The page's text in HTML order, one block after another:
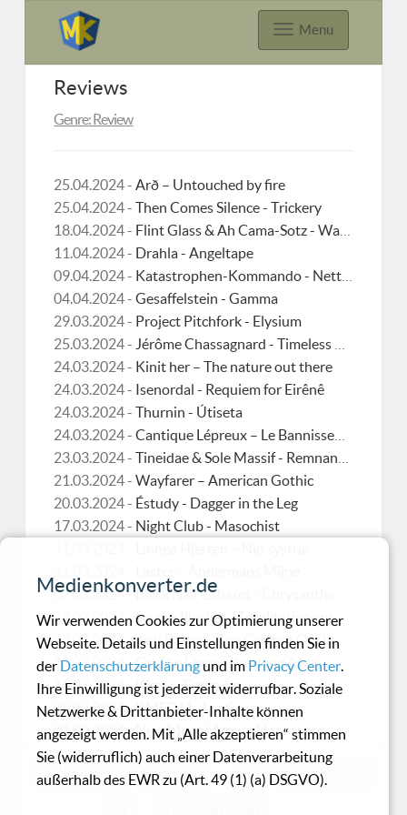
Menu
Reviews
Genre: Review
25.04.2024 -Arð – Untouched by fire
25.04.2024 -Then Comes Silence - Trickery
18.04.2024 - Flint Glass & Ah Cama-Sotz - Wakan Tanka
11.04.2024 - Drahla - Angeltape
09.04.2024 - Katastrophen-Kommando - Nettikettenschwindel
04.04.2024 -Gesaffelstein - Gamma
29.03.2024 - Project Pitchfork - Elysium
25.03.2024 - Jérôme Chassagnard - Timeless Travellers
24.03.2024 - Kinit her – The nature out there
24.03.2024 - Isenordal - Requiem for Eirênê
24.03.2024 -Thurnin - Útiseta
24.03.2024 -Cantique Lépreux – Le Bannissement
23.03.2024 -Tineidae & Sole Massif - Remnants Of War
21.03.2024 -Wayfarer – American Gothic
20.03.2024 - Éstudy - Dagger in the Leg
17.03.2024 - Night Club - Masochist
07.03.2024 -Black Nail Cabaret - Chrysanthemum
29.02.2024 -Severe Illusion - Totalitarianism For A New Generation
22.02.2024 -Karl Bartos - The Cabinet Of Dr. Caligari
18.02.2024 -On The Floor - Breaking Away
16.02.2024 -Klez.e - Erregung
08.02.2024 -KMFDM - Let Go
01.02.2024 -New Model Army - Unbroken
← Zurück 2 3 … 139 140 Weiter →
Medienkonverter.de
Wir verwenden Cookies zur Optimierung unserer
Webseite. Details und Einstellungen finden Sie in
der Datenschutzerklärung und im Privacy Center.
Ihre Einwilligung ist jederzeit widerrufbar. Soziale
Netzwerke & Drittanbieter-Inhalte können
angezeigt werden. Mit „Alle akzeptieren“ stimmen
Sie (widerruflich) auch einer Datenverarbeitung
außerhalb des EWR zu (Art. 49 (1) (a) DSGVO).